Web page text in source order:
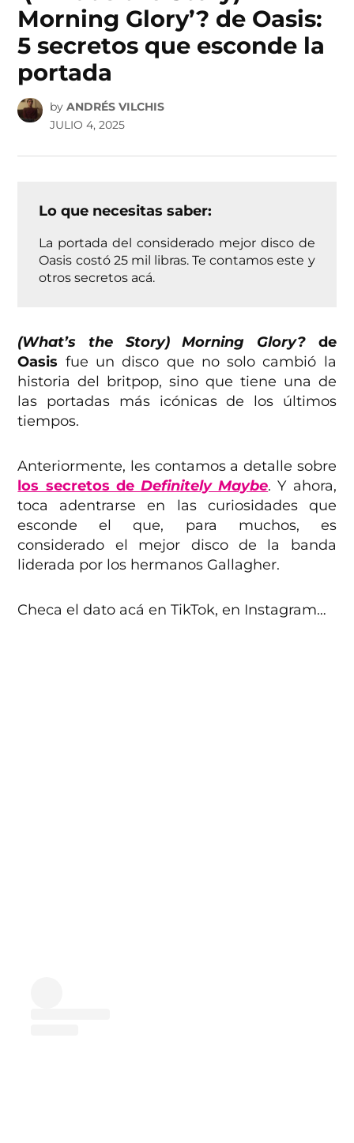
Morning Glory’? de Oasis:
5 secretos que esconde la
portada
by ANDRÉS VILCHIS
JULIO 4, 2025
Lo que necesitas saber:
La portada del considerado mejor disco de
Oasis costó 25 mil libras. Te contamos este y
otros secretos acá.
(What’s the Story) Morning Glory?de
Oasis fue un disco que no solo cambió la
historia del britpop, sino que tiene una de
las portadas más icónicas de los últimos
tiempos.
Anteriormente, les contamos a detalle sobre
los secretos de Definitely Maybe. Y ahora,
toca adentrarse en las curiosidades que
esconde el que, para muchos, es
considerado el mejor disco de la banda
liderada por los hermanos Gallagher.
Checa el dato acá en TikTok, en Instagram…